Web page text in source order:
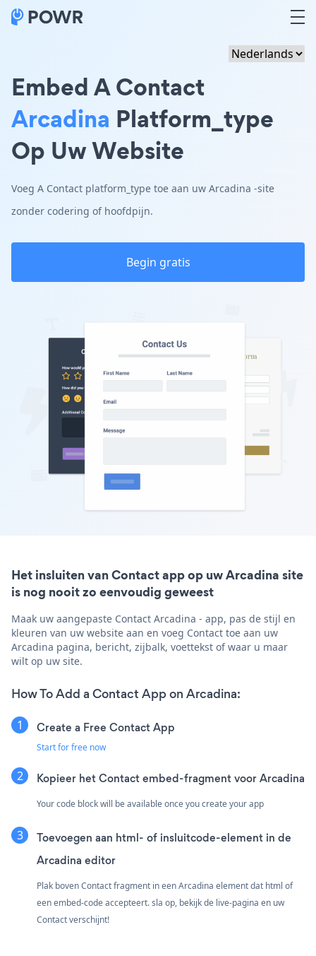
Embed A Contact
Arcadina Platform_type
Op Uw Website
Voeg A Contact platform_type toe aan uw Arcadina -site
zonder codering of hoofdpijn.
Begin gratis
Het insluiten van Contact app op uw Arcadina site
is nog nooit zo eenvoudig geweest
Maak uw aangepaste Contact Arcadina - app, pas de stijl en
kleuren van uw website aan en voeg Contact toe aan uw
Arcadina pagina, bericht, zijbalk, voettekst of waar u maar
wilt op uw site.
How To Add a Contact App on Arcadina:
Create a Free Contact App
Start for free now
Kopieer het Contact embed-fragment voor Arcadina
Your code block will be available once you create your app
Toevoegen aan html- of insluitcode-element in de
Arcadina editor
Plak boven Contact fragment in een Arcadina element dat html of
een embed-code accepteert. sla op, bekijk de live-pagina en uw
Contact verschijnt!